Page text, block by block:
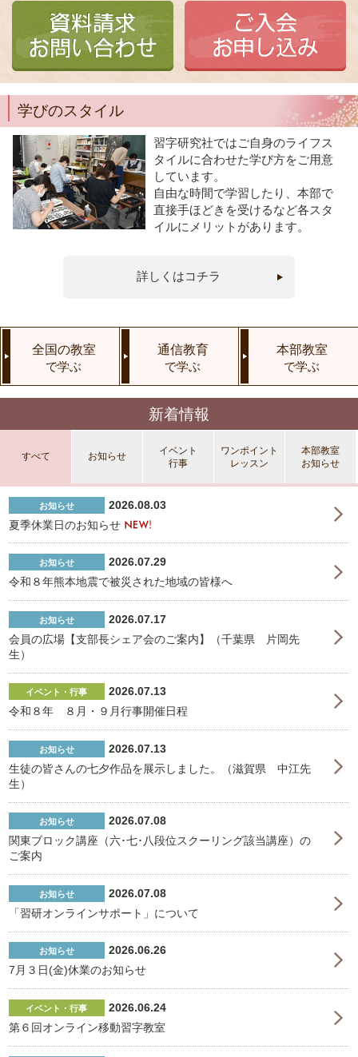
学びのスタイル
習字研究社ではご自身のライフス
タイルに合わせた学び方をご用意
しています。
自由な時間で学習したり、本部で
直接手ほどきを受けるなど各スタ
イルにメリットがあります。
詳しくはコチラ
全国の教室
で学ぶ
通信教育
で学ぶ
本部教室
で学ぶ
新着情報
すべて お知らせ
イベント
行事
ワンポイント
レッスン
本部教室
お知らせ
お知らせ
2026.08.03
夏季休業日のお知らせ
お知らせ
2026.07.29
令和８年熊本地震で被災された地域の皆様へ
お知らせ
2026.07.17
会員の広場【支部長シェア会のご案内】（千葉県 片岡先
生）
イベント・行事
2026.07.13
令和８年 ８月・９月行事開催日程
お知らせ
2026.07.13
生徒の皆さんの七夕作品を展示しました。（滋賀県 中江先
生）
お知らせ
2026.07.08
関東ブロック講座（六･七･八段位スクーリング該当講座）の
ご案内
お知らせ
2026.07.08
「習研オンラインサポート」について
お知らせ
2026.06.26
7月３日(金)休業のお知らせ
イベント・行事
2026.06.24
第６回オンライン移動習字教室